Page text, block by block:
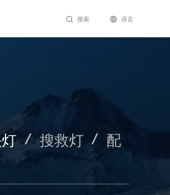
搜索 语言
/ 搜救灯 / 配